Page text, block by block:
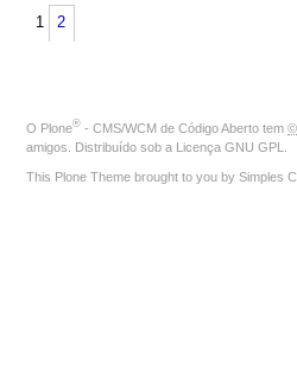
1 2
O Plone® - CMS/WCM de Código Aberto tem ©
amigos. Distribuído sob a Licença GNU GPL
This Plone Theme brought to you by Simples